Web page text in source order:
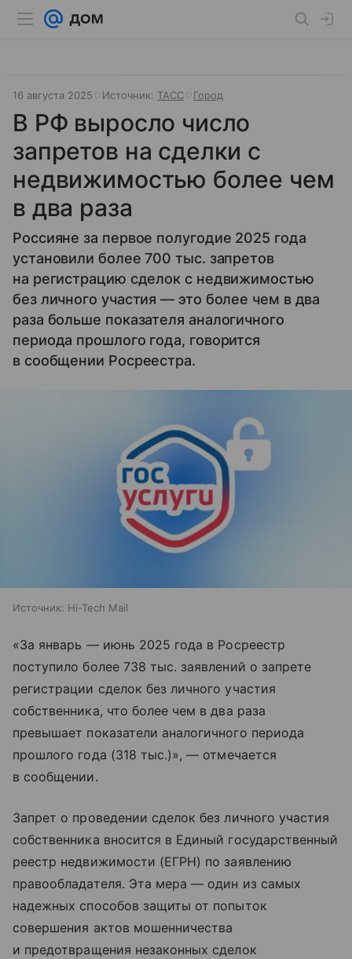
16 августа 2025 Источник: ТАСС Город
В РФ выросло число
запретов на сделки с
недвижимостью более чем
в два раза
Россияне за первое полугодие 2025 года
установили более 700 тыс. запретов
на регистрацию сделок с недвижимостью
без личного участия — это более чем в два
раза больше показателя аналогичного
периода прошлого года, говорится
в сообщении Росреестра.
Источник: Hi-Tech Mail
«За январь — июнь 2025 года в Росреестр
поступило более 738 тыс. заявлений о запрете
регистрации сделок без личного участия
собственника, что более чем в два раза
превышает показатели аналогичного периода
прошлого года (318 тыс.)», — отмечается
в сообщении.
Запрет о проведении сделок без личного участия
собственника вносится в Единый государственный
реестр недвижимости (ЕГРН) по заявлению
правообладателя. Эта мера — один из самых
надежных способов защиты от попыток
совершения актов мошенничества
и предотвращения незаконных сделок